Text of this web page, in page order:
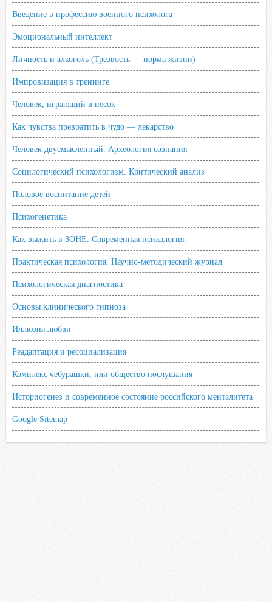
Введение в профессию военного психолога
Эмоциональный интеллект
Личность и алкоголь (Трезвость — норма жизни)
Импровизация в тренинге
Человек, играющий в песок
Как чувства превратить в чудо — лекарство
Человек двусмысленный. Археология сознания
Социлогический психологизм. Критический анализ
Половое воспитание детей
Психогенетика
Как выжить в ЗОНЕ. Современная психология.
Практическая психология. Научно-методический журнал
Психологическая диагностика
Основы клинического гипноза
Иллюзия любви
Реадаптация и ресоциализация
Комплекс чебурашки, или общество послушания
Историогенез и современное состояние российского менталитета
Google Sitemap